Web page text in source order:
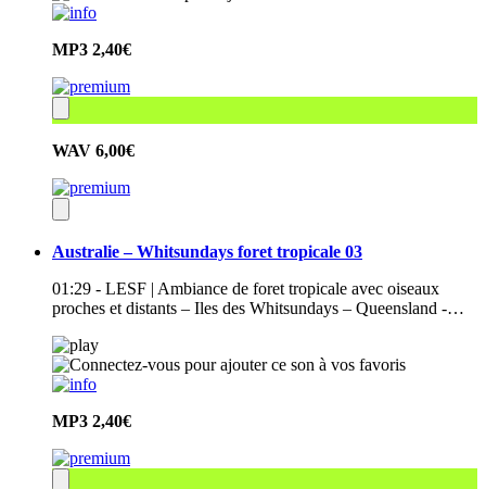
MP3 2,40€
WAV 6,00€
Australie – Whitsundays foret tropicale 03
01:29 - LESF | Ambiance de foret tropicale avec oiseaux
proches et distants – Iles des Whitsundays – Queensland -…
MP3 2,40€